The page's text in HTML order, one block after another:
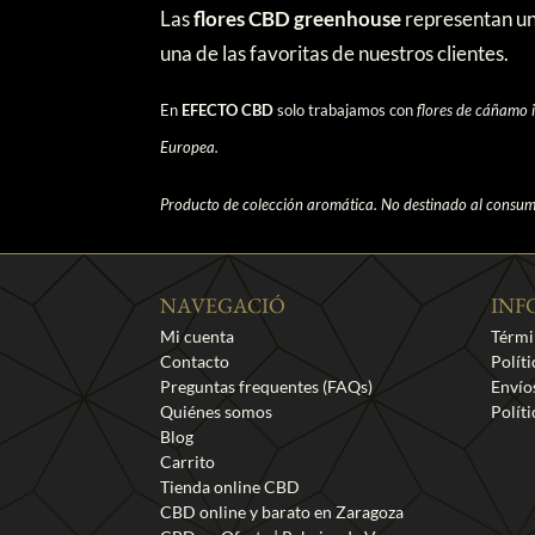
Lasflores CBD greenhouserepresentan
una de las favoritas de nuestros clientes.
En EFECTO CBDsolo trabajamos conflores de cáñamo
Europea.
Producto de colección aromática. No destinado al
NAVEGACIÓ
Mi cuenta
Contacto
Preguntas frequentes (FAQs)
Quiénes somos
Blog
Carrito
Tienda online CBD
CBD online y barato en Zaragoza